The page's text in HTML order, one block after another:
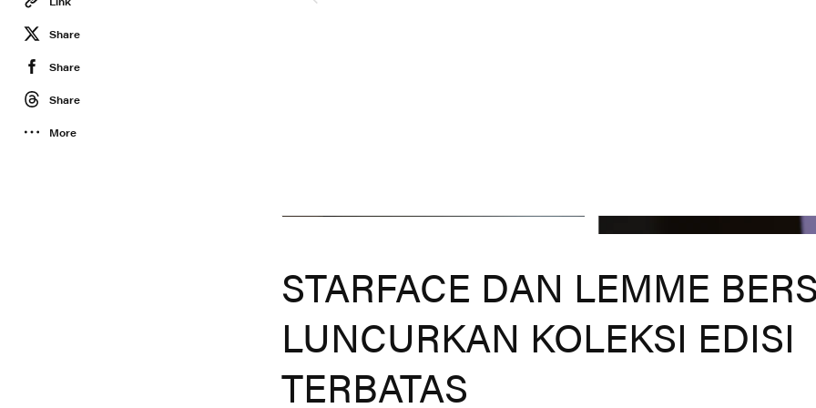
Share
Share
Share
More
STARFACE DAN LEMME
LUNCURKAN KOLEKSI EDISI
TERBATAS